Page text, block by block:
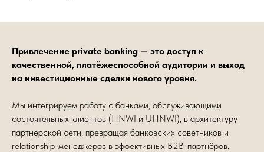
Привлечение private banking — это доступ к
качественной, платёжеспособной аудитории и выход
на инвестиционные сделки нового уровня.
Мы интегрируем работу с банками, обслуживающими
состоятельных клиентов (HNWI и UHNWI), в архитектуру
партнёрской сети, превращая банковских советников и
relationship-менеджеров в эффективных B2B-партнёров.